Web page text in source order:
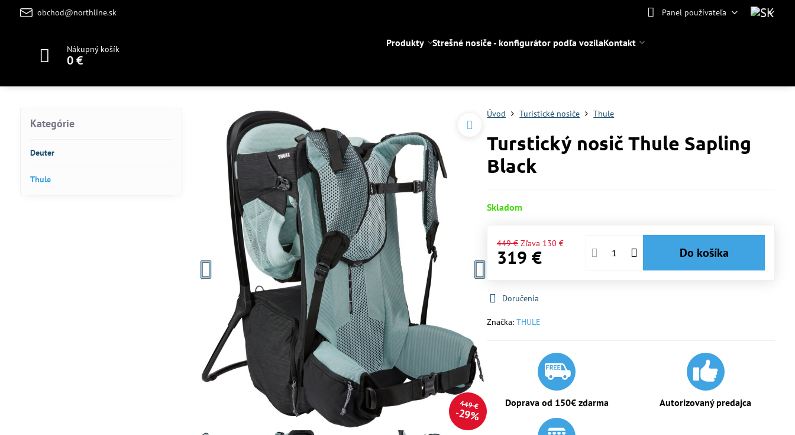
obchod@northline.sk Panel používateľa
Nákupný košík
0 €
Produkty Strešné nosiče - konfigurátor podľa vozilaKontakt
449 €
29%
Úvod Turistické nosiče Thule
Turstický nosič Thule Sapling
Black
Skladom
449 € Zľava 130 €
319 € Do košíka
Doručenia
Značka:THULE
Doprava od 150€ zdarma Autorizovaný predajca
Kategórie
Deuter
Thule